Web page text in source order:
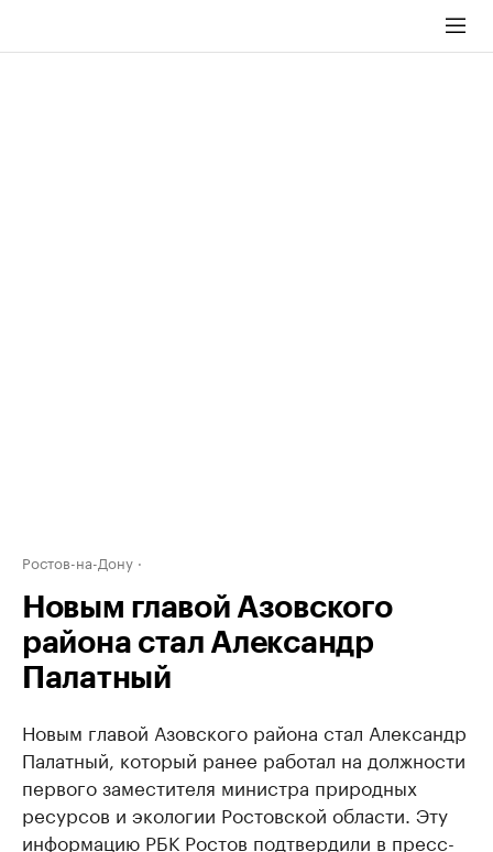
Ростов-на-Дону
Новым главой Азовского
района стал Александр
Палатный
Новым главой Азовского района стал Александр
Палатный, который ранее работал на должности
первого заместителя министра природных
ресурсов и экологии Ростовской области. Эту
информацию РБК Ростов подтвердили в пресс-